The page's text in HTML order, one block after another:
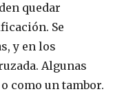
quedar
Se
y en los
Algunas
como un tambor.